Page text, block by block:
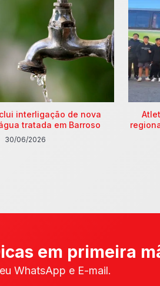
interligação de nova
tratada em Barroso
30/06/2026
em primeira
WhatsApp e E-mail.